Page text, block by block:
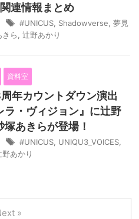
連情報まとめ
#UNICUS Shadowverse 夢見
ら 辻野あかり
資料室
年カウントダウン演出
ラ・ヴィジョン』に辻野
塚あきらが登場！
#UNICUS UNIQU3_VOICES
野あかり
»